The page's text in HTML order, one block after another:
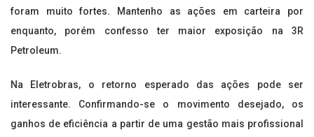
foram muito fortes. Mantenho as ações em carteira por
enquanto, porém confesso ter maior exposição na 3R
Petroleum.
Na Eletrobras, o retorno esperado das ações pode ser
interessante. Confirmando-se o movimento desejado, os
ganhos de eficiência a partir de uma gestão mais profissional